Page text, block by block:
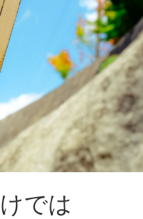
では